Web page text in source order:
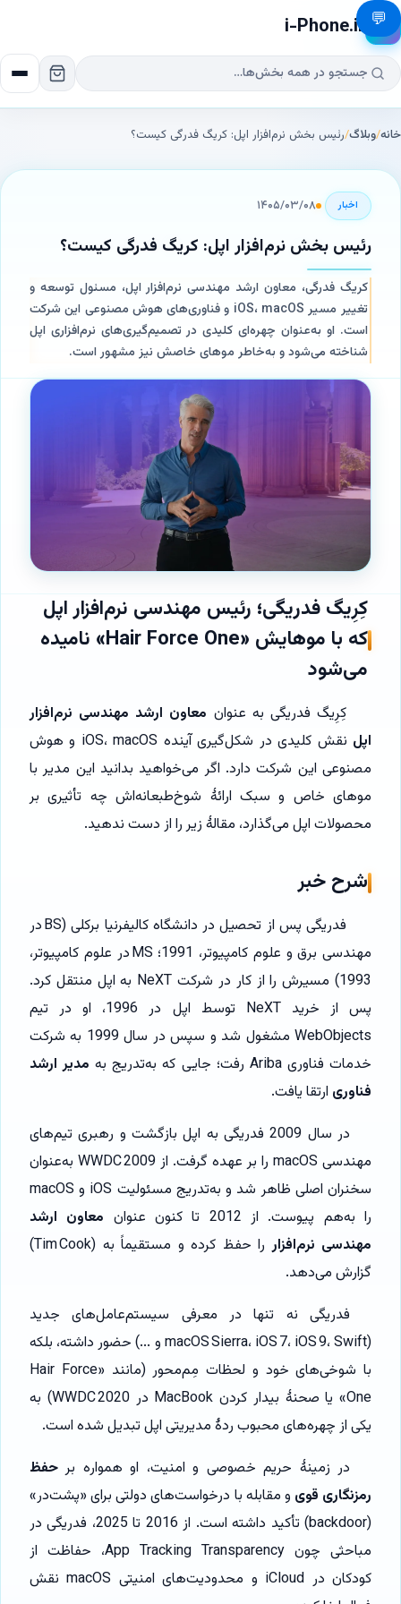
📱
i-Phone.ir
خانه/وبلاگ/رئیس بخش نرم‌افزار اپل: کریگ فدرگی کیست؟
اخبار ۱۴۰۵/۰۳/۰۸
رئیس بخش نرم‌افزار اپل: کریگ فدرگی کیست؟
کریگ فدرگی، معاون ارشد مهندسی نرم‌افزار اپل، مسئول توسعه و
تغییر مسیر iOS، macOS و فناوری‌های هوش مصنوعی این شرکت
است. او به‌عنوان چهره‌ای کلیدی در تصمیم‌گیری‌های نرم‌افزاری اپل
شناخته می‌شود و به‌خاطر موهای خاصش نیز مشهور است.
کِرِیگ فدریگی؛ رئیس مهندسی نرم‌افزار اپل
که با موهایش «Hair Force One» نامیده
می‌شود
کِرِیگ فدریگی به عنوان معاون ارشد مهندسی نرم‌افزار
اپل
نقش کلیدی در شکل‌گیری آینده iOS، macOS و هوش
مصنوعی این شرکت دارد. اگر می‌خواهید بدانید این مدیر با
موهای خاص و سبک ارائهٔ شوخ‌طبعانه‌اش چه تأثیری بر
محصولات اپل می‌گذارد، مقالهٔ زیر را از دست ندهید.
شرح خبر
فدریگی پس از تحصیل در دانشگاه کالیفرنیا برکلی (BS در
مهندسی برق و علوم کامپیوتر، 1991؛ MS در علوم کامپیوتر،
1993) مسیرش را از کار در شرکت NeXT به اپل منتقل کرد.
پس از خرید NeXT توسط اپل در 1996، او در تیم
WebObjects مشغول شد و سپس در سال 1999 به شرکت
خدمات فناوری Ariba رفت؛ جایی که به‌تدریج به
مدیر ارشد
فناوری ارتقا یافت.
در سال 2009 فدریگی به اپل بازگشت و رهبری تیم‌های
مهندسی macOS را بر عهده گرفت. از WWDC 2009 به‌عنوان
سخنران اصلی ظاهر شد و به‌تدریج مسئولیت iOS و macOS
را به‌هم پیوست. از 2012 تا کنون عنوان
معاون ارشد
مهندسی نرم‌افزار
را حفظ کرده و مستقیماً به (Tim Cook)
گزارش می‌دهد.
فدریگی نه تنها در معرفی سیستم‌عامل‌های جدید
(macOS Sierra، iOS 7، iOS 9، Swift و ...) حضور داشته، بلکه
با شوخی‌های خود و لحظات مِم‌محور (مانند «Hair Force
One» یا صحنهٔ بیدار کردن MacBook در WWDC 2020) به
یکی از چهره‌های محبوب ردهٔ مدیریتی اپل تبدیل شده است.
در زمینهٔ حریم خصوصی و امنیت، او همواره بر حفظ
رمزنگاری قوی و مقابله با درخواست‌های دولتی برای «پشت‌در»
(backdoor) تأکید داشته است. از 2016 تا 2025، فدریگی در
مباحثی چون App Tracking Transparency، حفاظت از
کودکان در iCloud و محدودیت‌های امنیتی macOS نقش
💬